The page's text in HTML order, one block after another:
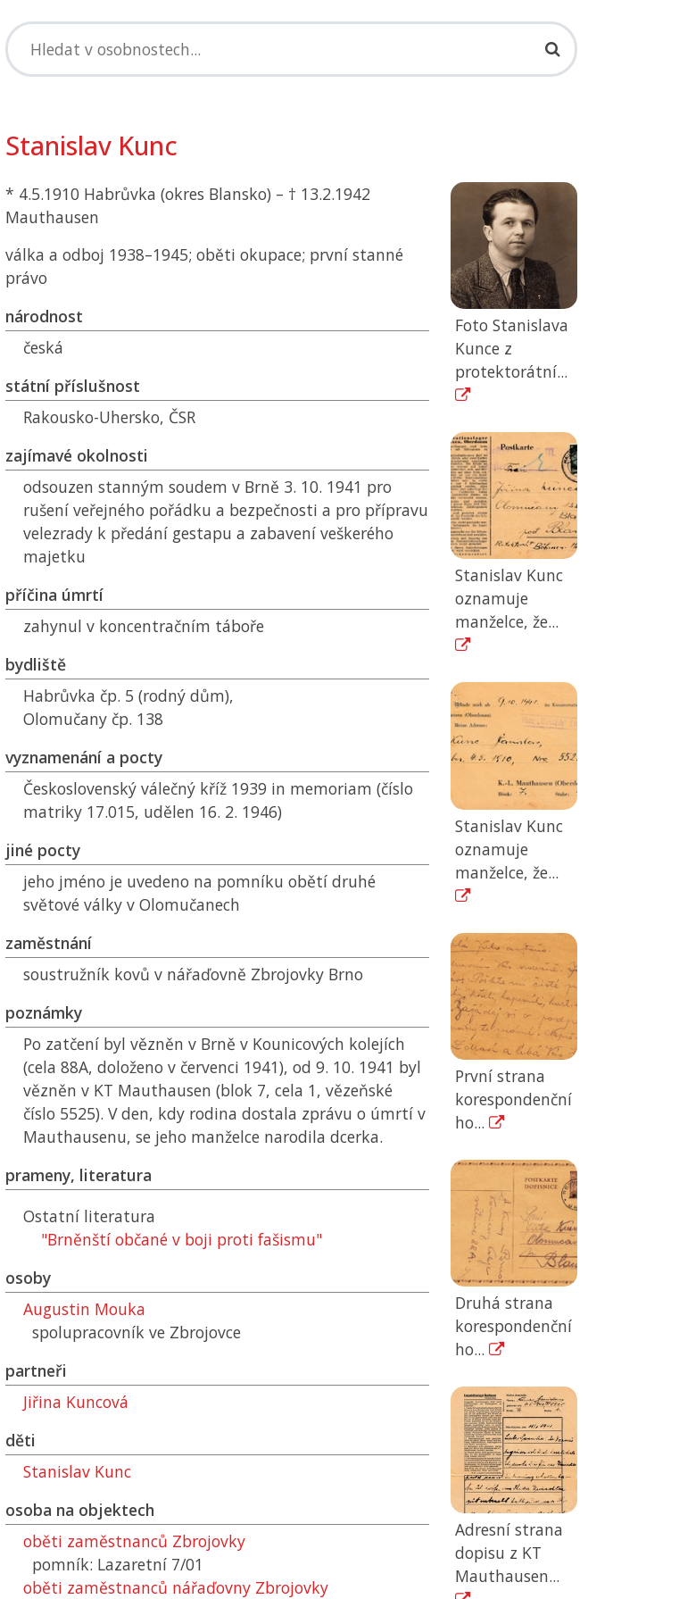
Stanislav Kunc
* 4.5.1910 Habrůvka (okres Blansko) – † 13.2.1942
Mauthausen
válka a odboj 1938–1945; oběti okupace; první stanné
právo
národnost
česká
státní příslušnost
Rakousko-Uhersko, ČSR
zajímavé okolnosti
odsouzen stanným soudem v Brně 3. 10. 1941 pro
rušení veřejného pořádku a bezpečnosti a pro přípravu
velezrady k předání gestapu a zabavení veškerého
majetku
příčina úmrtí
zahynul v koncentračním táboře
bydliště
Habrůvka čp. 5 (rodný dům),
Olomučany čp. 138
vyznamenání a pocty
Československý válečný kříž 1939 in memoriam (číslo
matriky 17.015, udělen 16. 2. 1946)
jiné pocty
jeho jméno je uvedeno na pomníku obětí druhé
světové války v Olomučanech
zaměstnání
soustružník kovů v nářaďovně Zbrojovky Brno
poznámky
Po zatčení byl vězněn v Brně v Kounicových kolejích
(cela 88A, doloženo v červenci 1941), od 9. 10. 1941 byl
vězněn v KT Mauthausen (blok 7, cela 1, vězeňské
číslo 5525). V den, kdy rodina dostala zprávu o úmrtí v
Mauthausenu, se jeho manželce narodila dcerka.
prameny, literatura
Ostatní literatura
"Brněnští občané v boji proti fašismu"
osoby
Augustin Mouka
spolupracovník ve Zbrojovce
partneři
Jiřina Kuncová
děti
Stanislav Kunc
osoba na objektech
oběti zaměstnanců Zbrojovky
pomník: Lazaretní 7/01
oběti zaměstnanců nářaďovny Zbrojovky
Foto Stanislava
Kunce z
protektorátní...
Stanislav Kunc
oznamuje
manželce, že...
Stanislav Kunc
oznamuje
manželce, že...
První strana
korespondenční
ho...
Druhá strana
korespondenční
ho...
Adresní strana
dopisu z KT
Mauthausen...